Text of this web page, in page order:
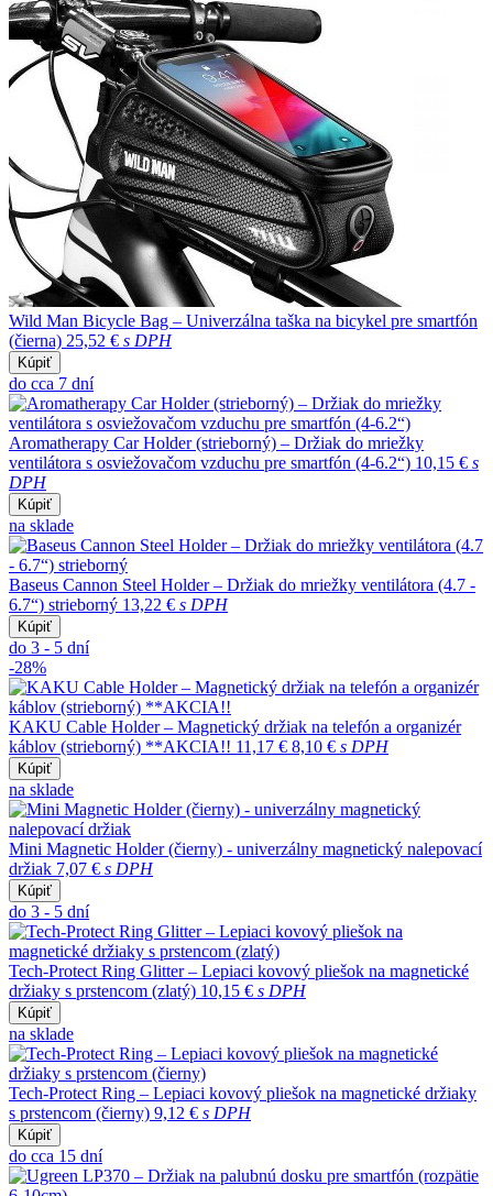
Wild Man Bicycle Bag – Univerzálna taška na bicykel pre smartfón
(čierna) 25,52 € s DPH
Kúpiť
do cca 7 dní
Aromatherapy Car Holder (strieborný) – Držiak do mriežky
ventilátora s osviežovačom vzduchu pre smartfón (4-6.2“) 10,15 € s
DPH
Kúpiť
na sklade
Baseus Cannon Steel Holder – Držiak do mriežky ventilátora (4.7 -
6.7“) strieborný 13,22 € s DPH
Kúpiť
do 3 - 5 dní
-28%
KAKU Cable Holder – Magnetický držiak na telefón a organizér
káblov (strieborný) **AKCIA!! 11,17 € 8,10 € s DPH
Kúpiť
na sklade
Mini Magnetic Holder (čierny) - univerzálny magnetický nalepovací
držiak 7,07 € s DPH
Kúpiť
do 3 - 5 dní
Tech-Protect Ring Glitter – Lepiaci kovový pliešok na magnetické
držiaky s prstencom (zlatý) 10,15 € s DPH
Kúpiť
na sklade
Tech-Protect Ring – Lepiaci kovový pliešok na magnetické držiaky
s prstencom (čierny) 9,12 € s DPH
Kúpiť
do cca 15 dní